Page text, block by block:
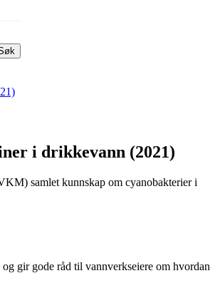
i drikkevann (2021)
samlet kunnskap om cyanobakterier i
gir gode råd til vannverkseiere om hvordan